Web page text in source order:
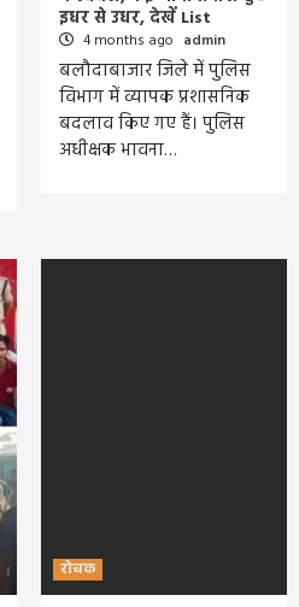
इधर से उधर, देखें List
4 months ago admin
बलौदाबाजार जिले में पुलिस
विभाग में व्यापक प्रशासनिक
बदलाव किए गए हैं। पुलिस
अधीक्षक भावना…
रोचक